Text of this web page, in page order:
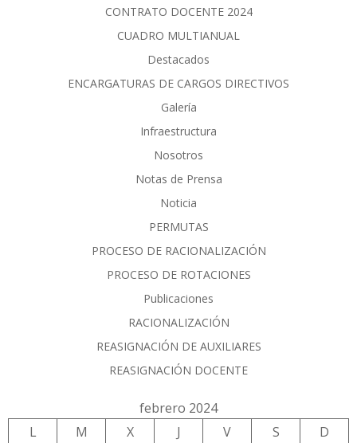
CONTRATO DOCENTE 2024
CUADRO MULTIANUAL
Destacados
ENCARGATURAS DE CARGOS DIRECTIVOS
Galería
Infraestructura
Nosotros
Notas de Prensa
Noticia
PERMUTAS
PROCESO DE RACIONALIZACIÓN
PROCESO DE ROTACIONES
Publicaciones
RACIONALIZACIÓN
REASIGNACIÓN DE AUXILIARES
REASIGNACIÓN DOCENTE
febrero 2024
L
M X J V S D